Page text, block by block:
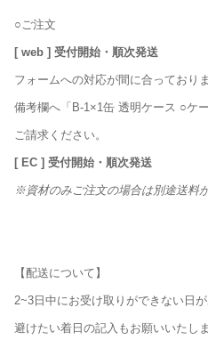
○ご注文
[ web ] 受付開始・順次発送
フォームへの対応が間に合っておりま
備考欄へ「B-1×1缶 透明ケース ○ケ
ご請求ください。
[ EC ] 受付開始・順次発送
※資材のみご注文の場合は別途送料
【配送について】
2~3日中にお受け取りができない日
避けたい着日の記入もお願いいたしま